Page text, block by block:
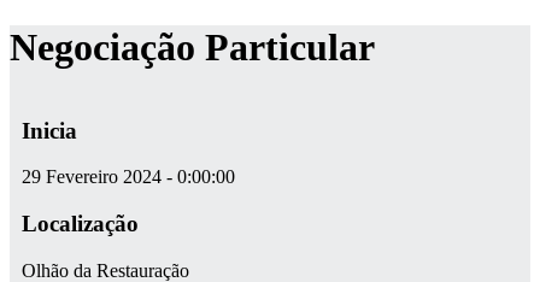
Negociação Particular
Inicia
29 Fevereiro 2024 - 0:00:00
Localização
Olhão da Restauração